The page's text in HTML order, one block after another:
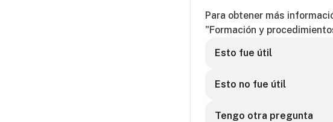
Para obtener más
"Formación y
Esto fue útil
Esto no fue útil
Tengo otra pregunta